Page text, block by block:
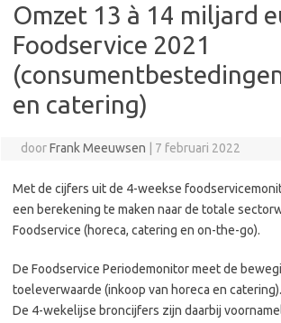
Omzet 13 à 14 miljard
Foodservice 2021
en catering)
doorFrank Meeuwsen 7 februari 2022
Met de cijfers uit de 4-weekse
een berekening te maken naar de totale
Foodservice (horeca, catering en on-the-go).
De Foodservice Periodemonitor meet de
toeleverwaarde (inkoop van horeca en catering).
De 4-wekelijse broncijfers zijn daarbij